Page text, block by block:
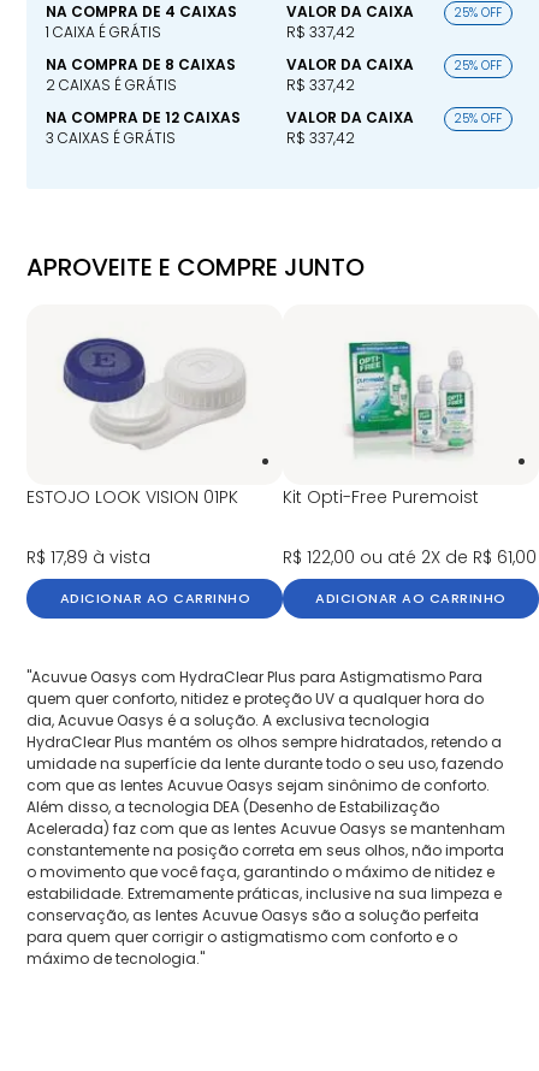
NA COMPRA DE 4 CAIXAS
1 CAIXA É GRÁTIS
VALOR DA CAIXA
R$ 337,42
25% OFF
NA COMPRA DE 8 CAIXAS
2 CAIXAS É GRÁTIS
VALOR DA CAIXA
R$ 337,42
25% OFF
NA COMPRA DE 12 CAIXAS
3 CAIXAS É GRÁTIS
VALOR DA CAIXA
R$ 337,42
25% OFF
APROVEITE E COMPRE JUNTO
ESTOJO LOOK VISION 01PK
R$ 17,89 à vista
ADICIONAR AO CARRINHO
Kit Opti-Free Puremoist
R$ 122,00 ou até 2X de R$ 61,00
ADICIONAR AO CARRINHO
"Acuvue Oasys com HydraClear Plus para Astigmatismo Para
quem quer conforto, nitidez e proteção UV a qualquer hora do
dia, Acuvue Oasys é a solução. A exclusiva tecnologia
HydraClear Plus mantém os olhos sempre hidratados, retendo a
umidade na superfície da lente durante todo o seu uso, fazendo
com que as lentes Acuvue Oasys sejam sinônimo de conforto.
Além disso, a tecnologia DEA (Desenho de Estabilização
Acelerada) faz com que as lentes Acuvue Oasys se mantenham
constantemente na posição correta em seus olhos, não importa
o movimento que você faça, garantindo o máximo de nitidez e
estabilidade. Extremamente práticas, inclusive na sua limpeza e
conservação, as lentes Acuvue Oasys são a solução perfeita
para quem quer corrigir o astigmatismo com conforto e o
máximo de tecnologia."